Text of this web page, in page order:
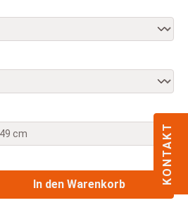
Gib den gewünschten
In den Warenkorb KONTAKT